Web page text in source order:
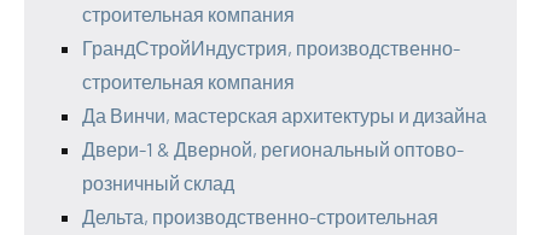
строительная компания
ГрандСтройИндустрия, производственно-
строительная компания
Да Винчи, мастерская архитектуры и дизайна
Двери-1 & Дверной, региональный оптово-
розничный склад
Дельта, производственно-строительная